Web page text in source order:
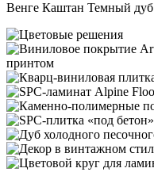
Венге Каштан Темный дуб